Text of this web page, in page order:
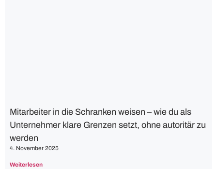
Mitarbeiter in die Schranken weisen – wie du als
Unternehmer klare Grenzen setzt, ohne autoritär zu
werden
4. November 2025
Weiterlesen